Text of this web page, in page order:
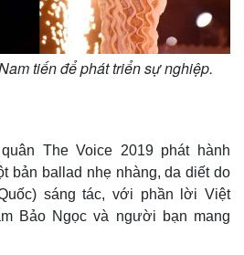
tiến để phát triển sự nghiệp.
The Voice 2019 phát hành
bản ballad nhẹ nhàng, da diết do
sáng tác, với phần lời Việt
Bảo Ngọc và người bạn mang